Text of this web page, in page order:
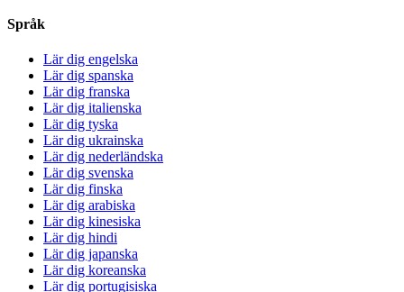
Språk
Lär dig engelska
Lär dig spanska
Lär dig franska
Lär dig italienska
Lär dig tyska
Lär dig ukrainska
Lär dig nederländska
Lär dig svenska
Lär dig finska
Lär dig arabiska
Lär dig kinesiska
Lär dig hindi
Lär dig japanska
Lär dig koreanska
Lär dig portugisiska